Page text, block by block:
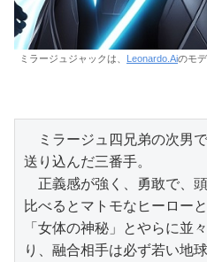
ミラージュジャックは、 Leonardo.Aiのモ
ミラージュ四兄弟の次男
送り込んだ三番手。
正義感が強く、勇敢で、
比べるとマトモなヒーロー
「女体の神秘」とやらに並
り、融合相手は必ず若い地